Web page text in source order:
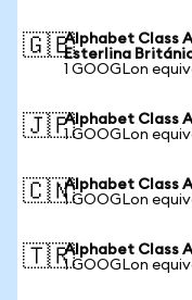
🇬🇧Alphabet Class
Esterlina
1 GOOGLon
🇯🇵Alphabet Class
1 GOOGLon
🇨🇳Alphabet Class
1 GOOGLon
🇹🇷Alphabet Class
1 GOOGLon